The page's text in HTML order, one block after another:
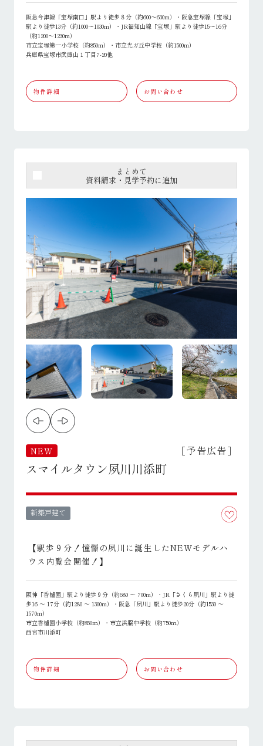
阪急今津線「宝塚南口」駅より徒歩８分（約600～630m）・阪急宝塚線「宝塚」
駅より徒歩13分（約1000～1030m）・JR福知山線「宝塚」駅より徒歩15～16分
（約1200～1230m）
市立宝塚第一小学校（約850m）・市立光ガ丘中学校（約1500m）
兵庫県宝塚市武庫山１丁目7-20他
物件詳細 お問い合わせ
まとめて
資料請求・見学予約に追加
NEW ［予告広告］
スマイルタウン夙川川添町
新築戸建て
【駅歩９分！憧憬の夙川に誕生したNEWモデルハ
ウス内覧会開催！】
阪神「香櫨園」駅より徒歩９分（約680 ～ 700m）・JR「さくら夙川」駅より徒
歩16 ～ 17分（約1280 ～ 1300m）・阪急「夙川」駅より徒歩20分（約1530 ～
1570m）
市立香櫨園小学校（約850ｍ）・市立浜脇中学校（約750ｍ）
西宮市川添町
物件詳細 お問い合わせ